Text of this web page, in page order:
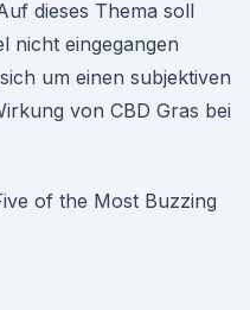
dieses Thema soll
nicht eingegangen
um einen subjektiven
von CBD Gras bei
of the Most Buzzing